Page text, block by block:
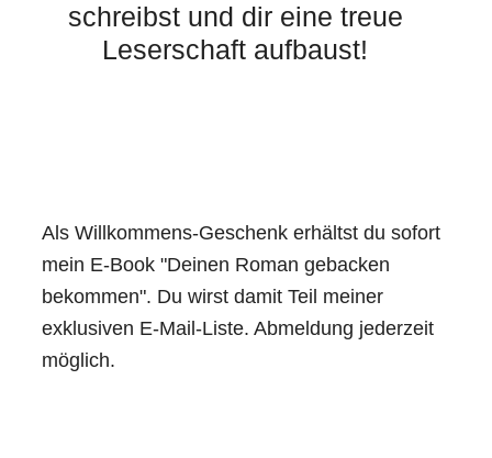
schreibst und dir eine treue
Leserschaft aufbaust!
Als Willkommens-Geschenk erhältst du sofort
mein E-Book "Deinen Roman gebacken
bekommen". Du wirst damit Teil meiner
exklusiven E-Mail-Liste. Abmeldung jederzeit
möglich.